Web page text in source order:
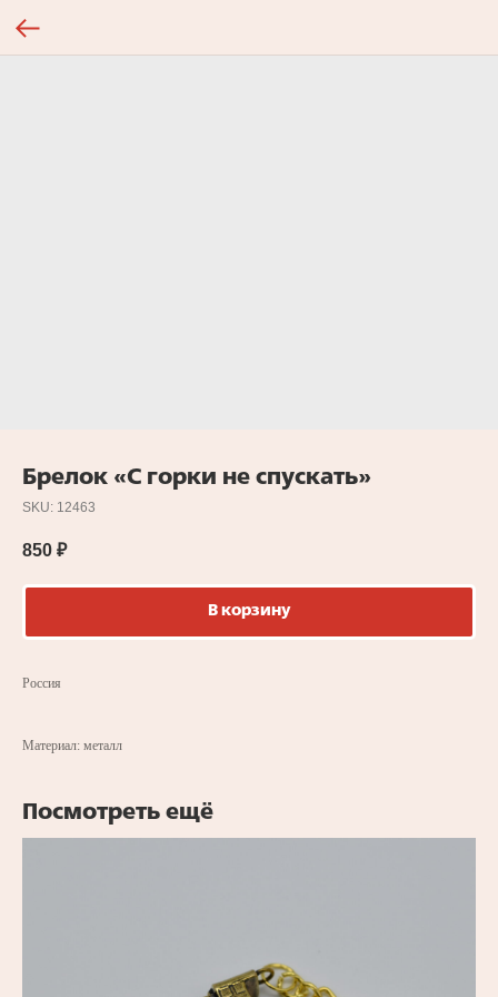
Брелок «С горки не спускать»
SKU: 12463
850 ₽
В корзину
Россия
Материал: металл
Посмотреть ещё